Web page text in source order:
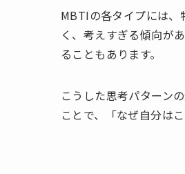
MBTIの各タイプには、
く、考えすぎる傾向が
ることもあります。
こうした思考パターン
ことで、「なぜ自分は